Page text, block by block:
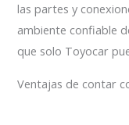
las partes y
ambiente confiable
que solo Toyocar
Ventajas de contar